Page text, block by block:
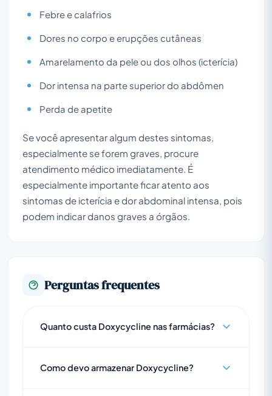
Febre e calafrios
Dores no corpo e erupções cutâneas
Amarelamento da pele ou dos olhos (icterícia)
Dor intensa na parte superior do abdômen
Perda de apetite
Se você apresentar algum destes sintomas,
especialmente se forem graves, procure
atendimento médico imediatamente. É
especialmente importante ficar atento aos
sintomas de icterícia e dor abdominal intensa, pois
podem indicar danos graves a órgãos.
Perguntas frequentes
Quanto custa Doxycycline nas farmácias?
Como devo armazenar Doxycycline?